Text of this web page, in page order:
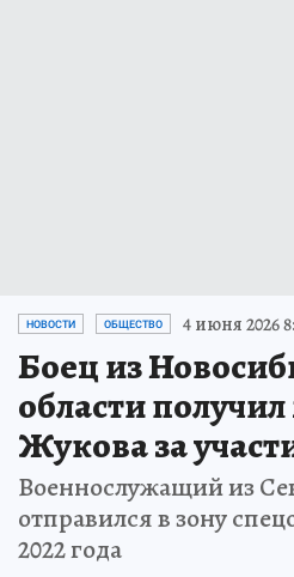
НОВОСТИ ОБЩЕСТВО 4 июня 2026
Боец из
области
Жукова за
Военнослужащий из
отправился в зону
2022 года